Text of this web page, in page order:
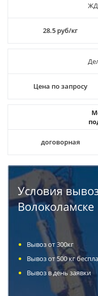
ЖД
28.5 руб/кг
Цена по запросу
договорная
Условия
Волоколамске
Вывоз от 300кг
Вывоз от 500 кг
Вывоз в день заявки